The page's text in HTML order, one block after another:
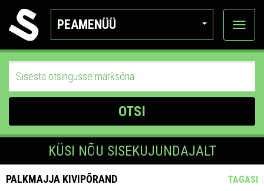
PEAMENÜÜ
Ava
OTSI
KÜSI NÕU SISEKUJUNDAJALT
PALKMAJJA KIVIPÕRAND
TAGASI